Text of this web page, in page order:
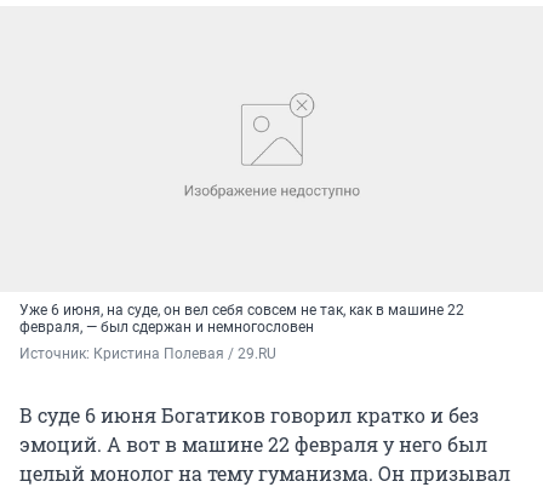
Уже 6 июня, на суде, он вел себя совсем не так, как в машине 22
февраля, — был сдержан и немногословен
Источник: Кристина Полевая / 29.RU
В суде 6 июня Богатиков говорил кратко и без
эмоций. А вот в машине 22 февраля у него был
целый монолог на тему гуманизма. Он призывал